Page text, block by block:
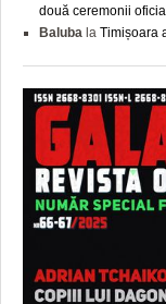
două ceremonii
Baluba la Timișoara